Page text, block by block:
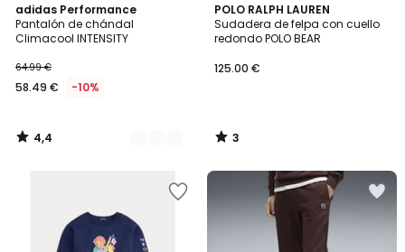
adidas Performance
Pantalón de chándal
Climacool INTENSITY
64.99 €
58.49 € -10%
4,4
/ 5
2
Colores
4,4
/
POLO RALPH LAUREN
Sudadera de felpa con cuello
redondo POLO BEAR
125.00 €
3
/
5
3
/